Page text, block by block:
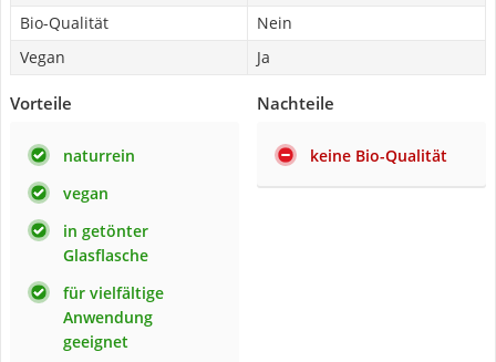
Bio-Qualität
Nein
Vegan
Ja
Vorteile
naturrein
vegan
in getönter
Glasflasche
für vielfältige
Anwendung
geeignet
Nachteile
keine Bio-Qualität